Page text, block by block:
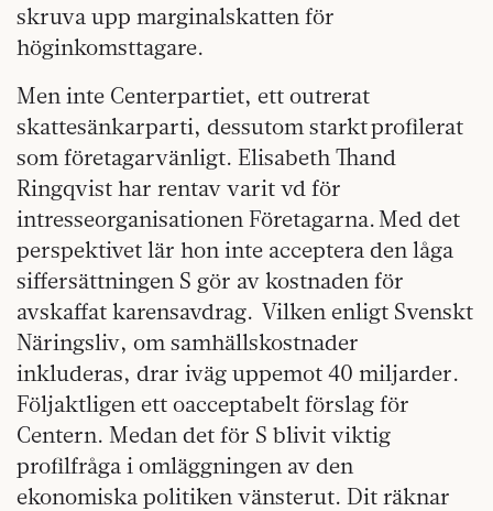
skruva upp marginalskatten för
höginkomsttagare.
Men inte Centerpartiet, ett outrerat
skattesänkarparti, dessutom starkt profilerat
som företagarvänligt. Elisabeth Thand
Ringqvist har rentav varit vd för
intresseorganisationen Företagarna. Med det
perspektivet lär hon inte acceptera den låga
siffersättningen S gör av kostnaden för
avskaffat karensavdrag. Vilken enligt Svenskt
Näringsliv, om samhällskostnader
inkluderas, drar iväg uppemot 40 miljarder.
Följaktligen ett oacceptabelt förslag för
Centern. Medan det för S blivit viktig
profilfråga i omläggningen av den
ekonomiska politiken vänsterut. Dit räknar